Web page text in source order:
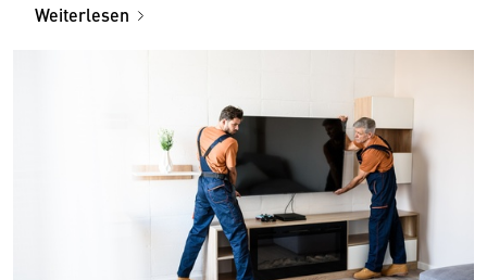
Weiterlesen